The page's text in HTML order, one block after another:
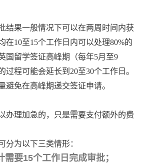
结果一般情况下可以在两周时间内获
在10至15个工作日内可以处理80%的
国留学签证高峰期（每年5月至9
过程可能会延长到20至30个工作日。
避免在高峰期递交签证申请。
办理加急的，只是需要支付额外的费
分为以下三类情形：
需要15个工作日完成审批；